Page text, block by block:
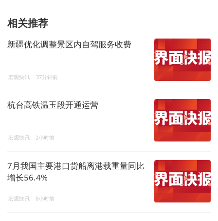
相关推荐
新疆优化调整景区内自驾服务收费
宏观快讯 37分钟前
杭台高铁温玉段开通运营
宏观快讯 2小时前
7月我国主要港口货船离港载重量同比
增长56.4%
宏观快讯 8小时前